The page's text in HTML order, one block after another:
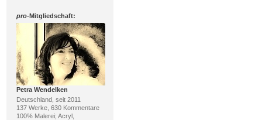
pro-Mitgliedschaft:
Petra Wendelken
Deutschland, seit 2011
137 Werke, 630 Kommentare
100% Malerei; Acryl,